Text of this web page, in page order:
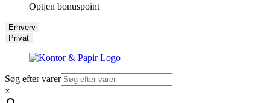
Optjen bonuspoint
Erhverv
Privat
Søg efter varer
×